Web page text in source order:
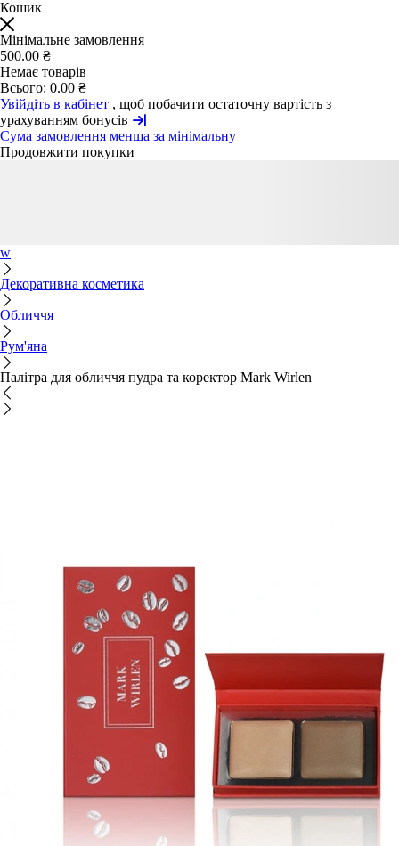
Кошик
Мінімальне замовлення
500.00 ₴
Немає товарів
Всього: 0.00 ₴
Увійдіть в кабінет , щоб побачити остаточну вартість з
урахуванням бонусів
Сума замовлення менша за мінімальну
Продовжити покупки
w
Декоративна косметика
Обличчя
Рум'яна
Палітра для обличчя пудра та коректор Mark Wirlen